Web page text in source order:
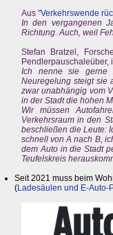
Aus "Verkehrswende
In den vergangenen
Richtung. Auch, weil
Stefan Bratzel,
Pendlerpauschaleüber,
Ich nenne sie gerne
Neuregelung steigt sie
zwar unabhängig vom
in der Stadt die hohen
Wir müssen
Verkehrsraum in den
beschließen die Leute:
schnell von A nach B,
dem Auto in die Stadt
Teufelskreis
Seit 2021 muss beim
(Ladesäulen und E-Auto-